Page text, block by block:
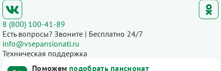
8 (800) 100-41-89
Есть вопросы? Звоните | Бесплатно 24/7
info@vsepansionati.ru
Техническая поддержка
Поможем подобрать пансионат